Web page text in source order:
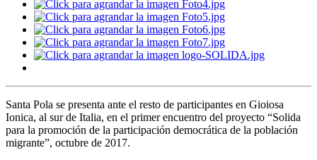
Santa Pola se presenta ante el resto de participantes en Gioiosa
Ionica, al sur de Italia, en el primer encuentro del proyecto “Solida
para la promoción de la participación democrática de la población
migrante”, octubre de 2017.